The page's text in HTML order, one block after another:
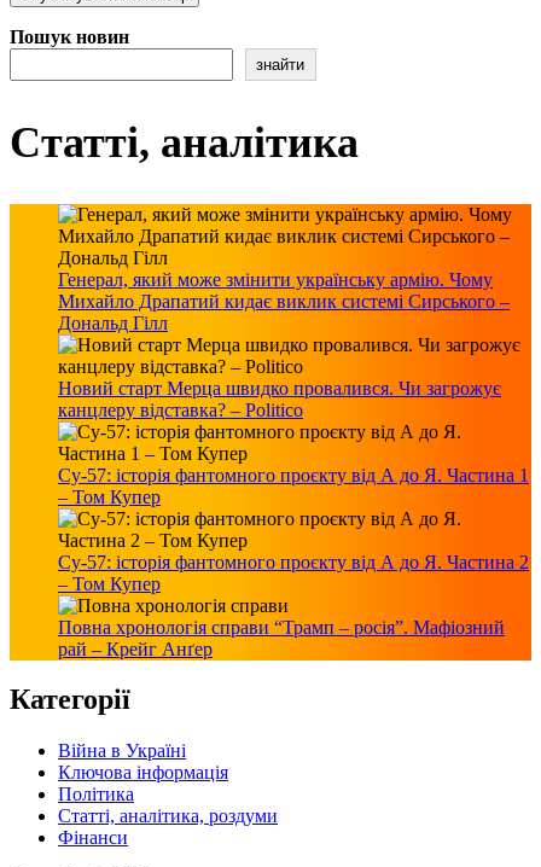
Пошук новин
знайти
Статті, аналітика
Генерал, який може змінити українську армію. Чому
Михайло Драпатий кидає виклик системі Сирського –
Дональд Гілл
Новий старт Мерца швидко провалився. Чи загрожує
канцлеру відставка? – Politico
Су-57: історія фантомного проєкту від А до Я. Частина 1
– Том Купер
Су-57: історія фантомного проєкту від А до Я. Частина 2
– Том Купер
Повна хронологія справи “Трамп – росія”. Мафіозний
рай – Крейг Анґер
Категорії
Війна в Україні
Ключова інформація
Політика
Статті, аналітика, роздуми
Фінанси